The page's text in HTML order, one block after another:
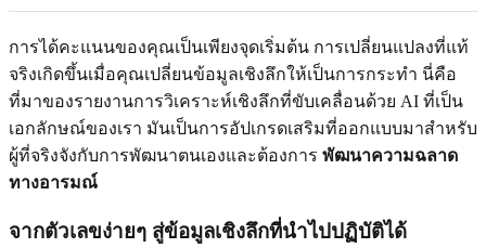
การได้คะแนนของคุณเป็นเพียงจุดเริ่มต้น การเปลี่ยนแปลงที่แท้
จริงเกิดขึ้นเมื่อคุณเปลี่ยนข้อมูลเชิงลึกให้เป็นการกระทำ นี่คือ
ที่มาของรายงานการวิเคราะห์เชิงลึกที่ขับเคลื่อนด้วย AI ที่เป็น
เอกลักษณ์ของเรา มันเป็นการอัปเกรดเสริมที่ออกแบบมาสำหรับ
ผู้ที่จริงจังกับการพัฒนาตนเองและต้องการ พัฒนาความฉลาด
ทางอารมณ์
จากตัวเลขง่ายๆ สู่ข้อมูลเชิงลึกที่นำไปปฏิบัติได้